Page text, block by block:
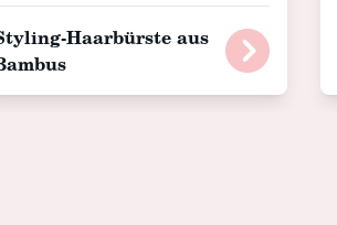
Haarbürste aus